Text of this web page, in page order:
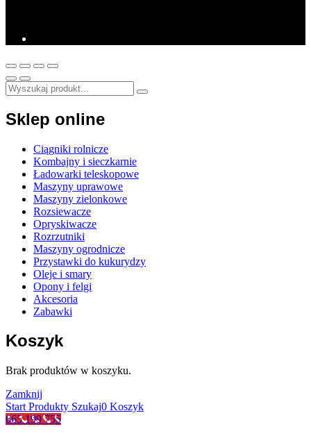
Sklep online
Ciągniki rolnicze
Kombajny i sieczkarnie
Ładowarki teleskopowe
Maszyny uprawowe
Maszyny zielonkowe
Rozsiewacze
Opryskiwacze
Rozrzutniki
Maszyny ogrodnicze
Przystawki do kukurydzy
Oleje i smary
Opony i felgi
Akcesoria
Zabawki
Koszyk
Brak produktów w koszyku.
Zamknij
Start Produkty Szukaj0 Koszyk
665 199 755